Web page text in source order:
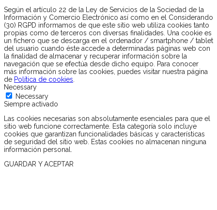
Según el artículo 22 de la Ley de Servicios de la Sociedad de la
Información y Comercio Electrónico así como en el Considerando
(30) RGPD informamos de que este sitio web utiliza cookies tanto
propias como de terceros con diversas finalidades. Una cookie es
un fichero que se descarga en el ordenador / smartphone / tablet
del usuario cuando éste accede a determinadas páginas web con
la finalidad de almacenar y recuperar información sobre la
navegación que se efectúa desde dicho equipo. Para conocer
más información sobre las cookies, puedes visitar nuestra página
de Política de cookies
Necessary
Necessary
Siempre activado
Las cookies necesarias son absolutamente esenciales para que el
sitio web funcione correctamente. Esta categoría solo incluye
cookies que garantizan funcionalidades básicas y características
de seguridad del sitio web. Estas cookies no almacenan ninguna
información personal.
GUARDAR Y ACEPTAR